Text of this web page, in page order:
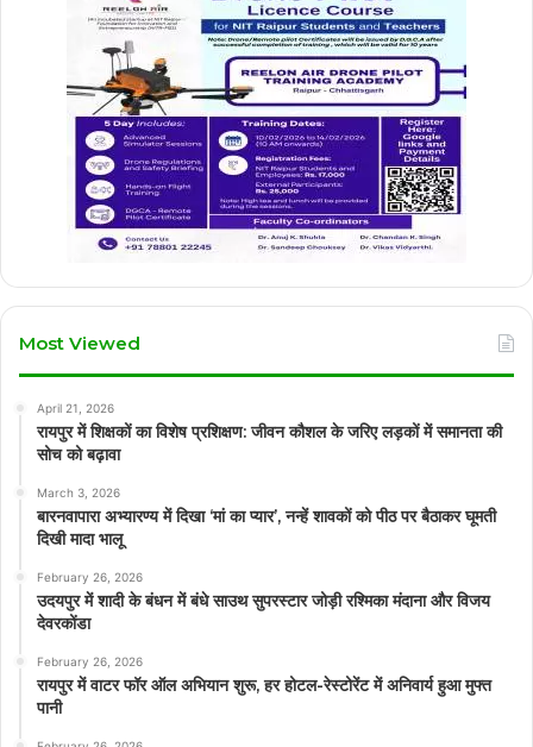
Most Viewed
April 21, 2026
रायपुर में शिक्षकों का विशेष प्रशिक्षण: जीवन कौशल के जरिए लड़कों में समानता की
सोच को बढ़ावा
March 3, 2026
बारनवापारा अभ्यारण्य में दिखा ‘मां का प्यार’, नन्हें शावकों को पीठ पर बैठाकर घूमती
दिखी मादा भालू
February 26, 2026
उदयपुर में शादी के बंधन में बंधे साउथ सुपरस्टार जोड़ी रश्मिका मंदाना और विजय
देवरकोंडा
February 26, 2026
रायपुर में वाटर फॉर ऑल अभियान शुरू, हर होटल-रेस्टोरेंट में अनिवार्य हुआ मुफ्त
पानी